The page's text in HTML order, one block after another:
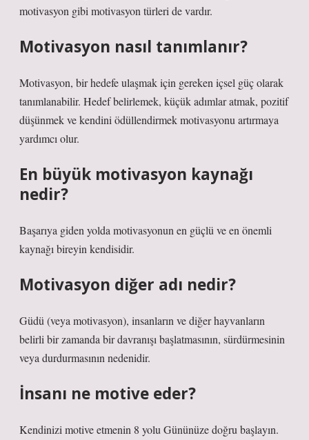
motivasyon gibi motivasyon türleri de vardır.
Motivasyon nasıl tanımlanır?
Motivasyon, bir hedefe ulaşmak için gereken içsel güç olarak
tanımlanabilir. Hedef belirlemek, küçük adımlar atmak, pozitif
düşünmek ve kendini ödüllendirmek motivasyonu artırmaya
yardımcı olur.
En büyük motivasyon kaynağı
nedir?
Başarıya giden yolda motivasyonun en güçlü ve en önemli
kaynağı bireyin kendisidir.
Motivasyon diğer adı nedir?
Güdü (veya motivasyon), insanların ve diğer hayvanların
belirli bir zamanda bir davranışı başlatmasının, sürdürmesinin
veya durdurmasının nedenidir.
İnsanı ne motive eder?
Kendinizi motive etmenin 8 yolu Gününüze doğru başlayın.